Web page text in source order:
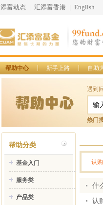
添富动态 | 汇添富香港 | English
帮助中心 新手上路 自助
遇到
热门
帮助分类
基金入门
服务类
产品类
认购
什
认